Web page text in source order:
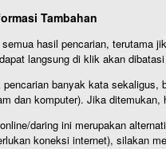
Tambahan
hasil pencarian, terutama
langsung di klik akan
pencarian banyak kata sekaligus,
dan komputer). Jika
daring ini merupakan
koneksi internet), silakan